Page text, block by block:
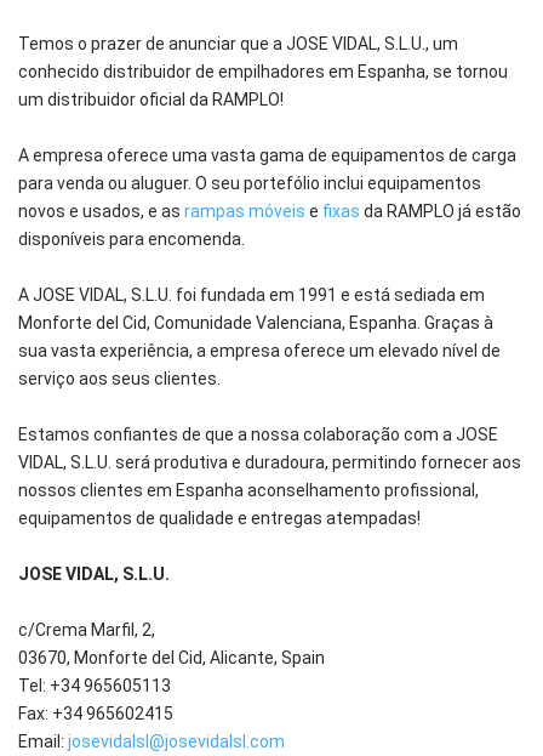
Temos o prazer de anunciar que a JOSE VIDAL, S.L.U., um
conhecido distribuidor de empilhadores em Espanha, se tornou
um distribuidor oficial da RAMPLO!
A empresa oferece uma vasta gama de equipamentos de carga
para venda ou aluguer. O seu portefólio inclui equipamentos
novos e usados, e as rampas móveis e fixas da RAMPLO já estão
disponíveis para encomenda.
A JOSE VIDAL, S.L.U. foi fundada em 1991 e está sediada em
Monforte del Cid, Comunidade Valenciana, Espanha. Graças à
sua vasta experiência, a empresa oferece um elevado nível de
serviço aos seus clientes.
Estamos confiantes de que a nossa colaboração com a JOSE
VIDAL, S.L.U. será produtiva e duradoura, permitindo fornecer aos
nossos clientes em Espanha aconselhamento profissional,
equipamentos de qualidade e entregas atempadas!
JOSE VIDAL, S.L.U.
c/Crema Marfil, 2,
03670, Monforte del Cid, Alicante, Spain
Tel: +34 965605113
Fax: +34 965602415
Email: josevidalsl@josevidalsl.com